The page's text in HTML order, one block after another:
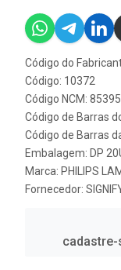
Código do
Código: 10372
Código NCM:
Código de Barras
Código de Barras
Embalagem: DP
Marca: PHILIPS
Fornecedor: